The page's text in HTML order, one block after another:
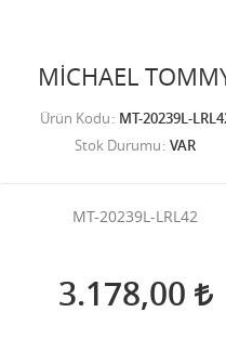
MİCHAEL
Ürün Kodu MT-20239L-
Stok Durumu VAR
MT-20239L-LRL42
3.178,00